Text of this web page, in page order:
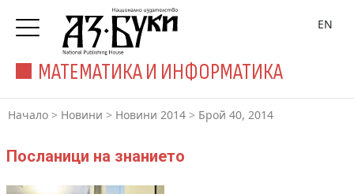
МАТЕМАТИКА И ИНФОРМАТИКА
EN
Начало > Новини > Новини 2014 > Брой 40, 2014
Посланици на знанието